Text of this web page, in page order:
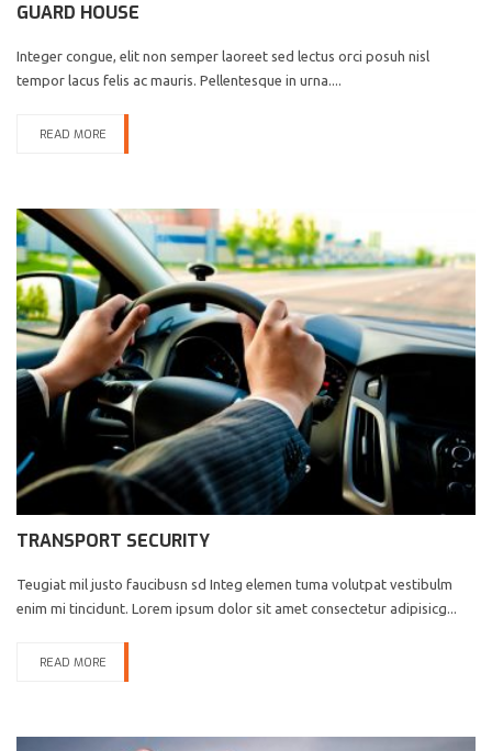
GUARD HOUSE
Integer congue, elit non semper laoreet sed lectus orci posuh nisl
tempor lacus felis ac mauris. Pellentesque in urna....
READ MORE
TRANSPORT SECURITY
Teugiat mil justo faucibusn sd Integ elemen tuma volutpat vestibulm
enim mi tincidunt. Lorem ipsum dolor sit amet consectetur adipisicg...
READ MORE